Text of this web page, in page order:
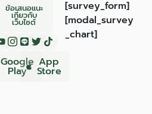
ข้อเสนอแนะ
เกี่ยวกับ
เว็บไซต์
Google
Play
App
Store
[survey_form]
[modal_survey
_chart]